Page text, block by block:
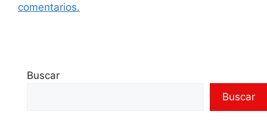
comentarios.
Buscar
Buscar